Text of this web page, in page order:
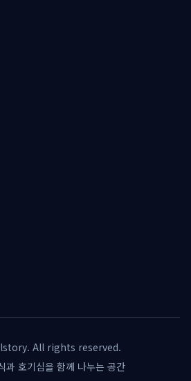
All rights reserved.
과 호기심을 함께 나누는 공간